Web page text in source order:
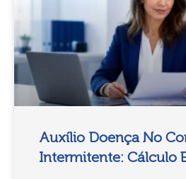
Auxílio Doença No
Intermitente: Cálculo